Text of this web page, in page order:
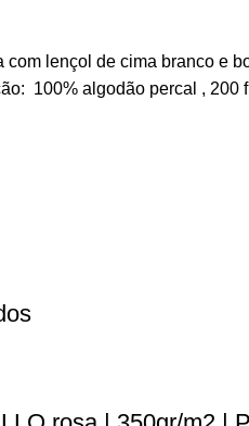
com lençol de cima branco e
100% algodão percal , 200